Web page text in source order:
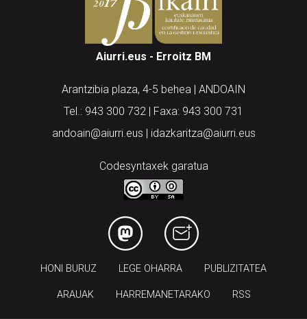
Aiurri.eus - Erroitz BM
Arantzibia plaza, 4-5 behea | ANDOAIN
Tel.: 943 300 732 | Faxa: 943 300 731
andoain@aiurri.eus | idazkaritza@aiurri.eus
Codesyntaxek garatua
HONI BURUZ LEGE OHARRA PUBLIZITATEA
ARAUAK HARREMANETARAKO RSS